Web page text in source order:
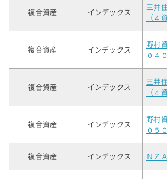
複合資産 インデックス
三井
（４
複合資産 インデックス
野村
０４
複合資産 インデックス
三井
（４
複合資産 インデックス
野村
０５
複合資産 インデックス ＮＺ